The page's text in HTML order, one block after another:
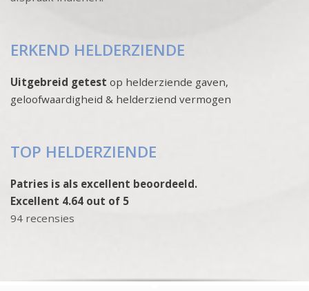
ERKEND HELDERZIENDE
Uitgebreid getest op helderziende gaven,
geloofwaardigheid & helderziend vermogen
TOP HELDERZIENDE
Patries is als excellent beoordeeld.
Excellent 4.64 out of 5
94 recensies